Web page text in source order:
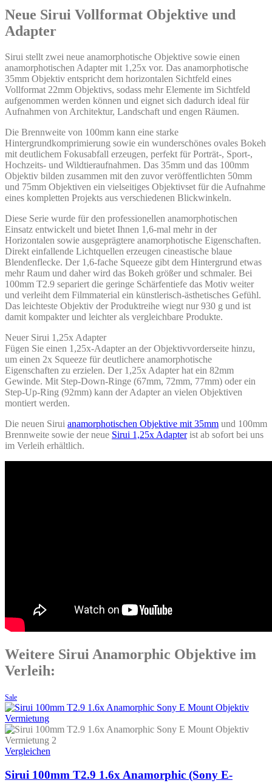
Neue Sirui Vollformat Objektive und
Adapter
Sirui stellt zwei neue anamorphotische Objektive sowie einen
anamorphotischen Adapter mit 1,25x vor. Das anamorphotische
35mm Objektiv entspricht dem horizontalen Sichtfeld eines
Vollformat 22mm Objektivs, sodass mehr Elemente im Sichtfeld
aufgenommen werden können und eignet sich dadurch ideal für
Aufnahmen von Architektur, Landschaft und engen Räumen.
Die Brennweite von 100mm kann eine starke
Hintergrundkomprimierung sowie ein wunderschönes ovales Bokeh
mit deutlichem Fokusabfall erzeugen, perfekt für Porträt-, Sport-,
Hochzeits- und Wildtieraufnahmen. Das 35mm und das 100mm
Objektiv bilden zusammen mit den zuvor veröffentlichten 50mm
und 75mm Objektiven ein vielseitiges Objektivset für die Aufnahme
eines kompletten Projekts aus verschiedenen Blickwinkeln.
Diese Serie wurde für den professionellen anamorphotischen
Einsatz entwickelt und bietet Ihnen 1,6-mal mehr in der
Horizontalen sowie ausgeprägtere anamorphotische Eigenschaften.
Direkt einfallende Lichtquellen erzeugen cineastische blaue
Blendenflecke. Der 1,6-fache Squeeze gibt dem Hintergrund etwas
mehr Raum und daher wird das Bokeh größer und schmaler. Bei
100mm T2.9 separiert die geringe Schärfentiefe das Motiv weiter
und verleiht dem Filmmaterial ein künstlerisch-ästhetisches Gefühl.
Das leichteste Objektiv der Produktreihe wiegt nur 930 g und ist
damit kompakter und leichter als vergleichbare Produkte.
Neuer Sirui 1,25x Adapter
Fügen Sie einen 1,25x-Adapter an der Objektivvorderseite hinzu,
um einen 2x Squeeze für deutlichere anamorphotische
Eigenschaften zu erzielen. Der 1,25x Adapter hat ein 82mm
Gewinde. Mit Step-Down-Ringe (67mm, 72mm, 77mm) oder ein
Step-Up-Ring (92mm) kann der Adapter an vielen Objektiven
montiert werden.
Die neuen Sirui anamorphotischen Objektive mit 35mm und 100mm
Brennweite sowie der neue Sirui 1,25x Adapterist ab sofort bei uns
im Verleih erhältlich.
Weitere Sirui Anamorphic Objektive im
Verleih:
Sale
Vergleichen
Sirui 100mm T2.9 1.6x Anamorphic (Sony E-